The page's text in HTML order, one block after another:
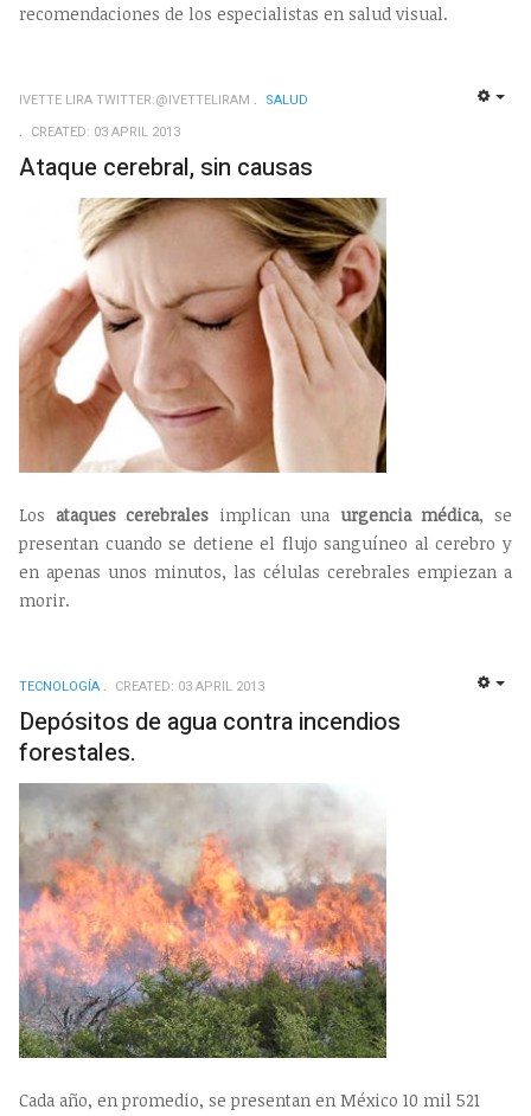
recomendaciones de los especialistas en salud visual.
IVETTE LIRA TWITTER:@IVETTELIRAM
SALUD
CREATED: 03 APRIL 2013
Ataque cerebral, sin causas
Los ataques cerebrales implican una urgencia médica, se
presentan cuando se detiene el flujo sanguíneo al cerebro y
en apenas unos minutos, las células cerebrales empiezan a
morir.
TECNOLOGÍ­A CREATED: 03 APRIL 2013
Depósitos de agua contra incendios
forestales.
Cada año, en promedio, se presentan en México 10 mil 521